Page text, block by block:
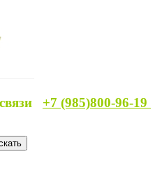
+7 (985)800-96-19